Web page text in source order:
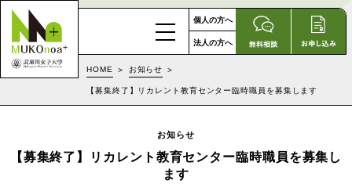
個人の方へ
法人の方へ
HOME お知らせ
【募集終了】リカレント教育センター臨時職員を募集します
お知らせ
【募集終了】リカレント教育センター臨時職員を募集し
ます